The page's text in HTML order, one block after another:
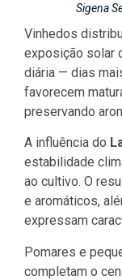
Sigena
Vinhedos
exposição solar
diária — dias
favorecem
preservando
A influência do
estabilidade
ao cultivo. O
e aromáticos,
expressam
Pomares e
completam o